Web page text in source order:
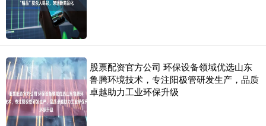
股票配资官方公司 环保设备领域优选山东
鲁腾环境技术，专注阳极管研发生产，品质
卓越助力工业环保升级